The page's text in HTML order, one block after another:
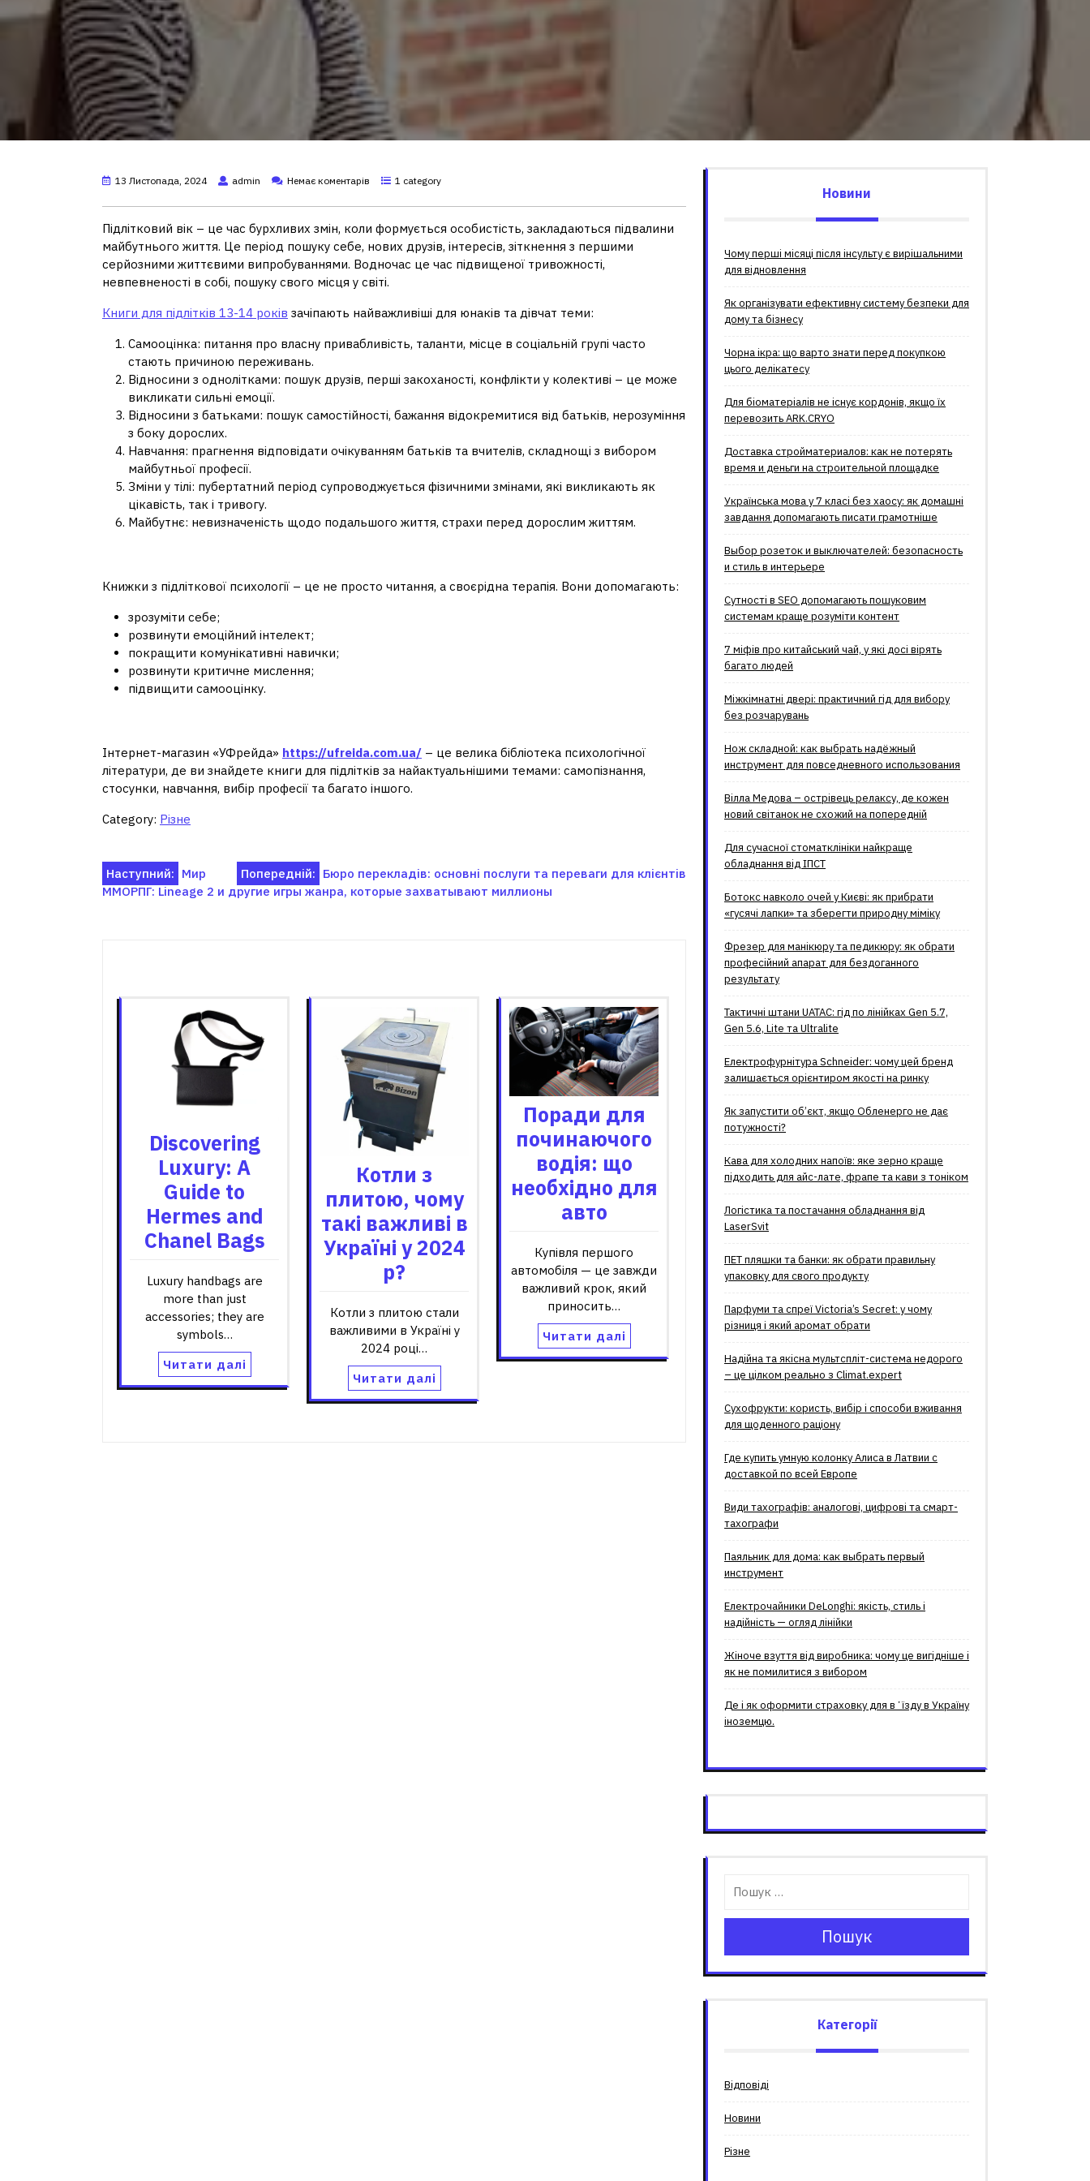
13 Листопада, 2024 admin Немає коментарів 1 category
Підлітковий вік – це час бурхливих змін, коли формується особистість, закладаються підвалини
майбутнього життя. Це період пошуку себе, нових друзів, інтересів, зіткнення з першими
серйозними життєвими випробуваннями. Водночас це час підвищеної тривожності,
невпевненості в собі, пошуку свого місця у світі.
Книги для підлітків 13-14 років зачіпають найважливіші для юнаків та дівчат теми:
Самооцінка: питання про власну привабливість, таланти, місце в соціальній групі часто
стають причиною переживань.
Відносини з однолітками: пошук друзів, перші закоханості, конфлікти у колективі – це може
викликати сильні емоції.
Відносини з батьками: пошук самостійності, бажання відокремитися від батьків, нерозуміння
з боку дорослих.
Навчання: прагнення відповідати очікуванням батьків та вчителів, складнощі з вибором
майбутньої професії.
Зміни у тілі: пубертатний період супроводжується фізичними змінами, які викликають як
цікавість, так і тривогу.
Майбутнє: невизначеність щодо подальшого життя, страхи перед дорослим життям.
Книжки з підліткової психології – це не просто читання, а своєрідна терапія. Вони допомагають:
зрозуміти себе;
розвинути емоційний інтелект;
покращити комунікативні навички;
розвинути критичне мислення;
підвищити самооцінку.
Інтернет-магазин «УФрейда» https://ufreida.com.ua/ – це велика бібліотека психологічної
літератури, де ви знайдете книги для підлітків за найактуальнішими темами: самопізнання,
стосунки, навчання, вибір професії та багато іншого.
Category: Різне
Навігація
Попередній: Бюро перекладів: основні послуги та переваги для клієнтів
Наступний: Мир
ММОРПГ: Lineage 2 и другие игры жанра, которые захватывают миллионы
Discovering
Luxury: A
Guide to
Hermes and
Chanel Bags
Luxury handbags are
more than just
accessories; they are
symbols…
Читати далі
Котли з
плитою, чому
такі важливі в
Україні у 2024
р?
Котли з плитою стали
важливими в Україні у
2024 році…
Читати далі
Поради для
починаючого
водія: що
необхідно для
авто
Купівля першого
автомобіля — це завжди
важливий крок, який
приносить…
Читати далі
Новини
Чому перші місяці після інсульту є вирішальними
для відновлення
Як організувати ефективну систему безпеки для
дому та бізнесу
Чорна ікра: що варто знати перед покупкою
цього делікатесу
Для біоматеріалів не існує кордонів, якщо їх
перевозить ARK.CRYO
Доставка стройматериалов: как не потерять
время и деньги на строительной площадке
Українська мова у 7 класі без хаосу: як домашні
завдання допомагають писати грамотніше
Выбор розеток и выключателей: безопасность
и стиль в интерьере
Сутності в SEO допомагають пошуковим
системам краще розуміти контент
7 міфів про китайський чай, у які досі вірять
багато людей
Міжкімнатні двері: практичний гід для вибору
без розчарувань
Нож складной: как выбрать надёжный
инструмент для повседневного использования
Вілла Медова – острівець релаксу, де кожен
новий світанок не схожий на попередній
Для сучасної стоматклініки найкраще
обладнання від ІПСТ
Ботокс навколо очей у Києві: як прибрати
«гусячі лапки» та зберегти природну міміку
Фрезер для манікюру та педикюру: як обрати
професійний апарат для бездоганного
результату
Тактичні штани UATAC: гід по лінійках Gen 5.7,
Gen 5.6, Lite та Ultralite
Електрофурнітура Schneider: чому цей бренд
залишається орієнтиром якості на ринку
Як запустити об’єкт, якщо Обленерго не дає
потужності?
Кава для холодних напоїв: яке зерно краще
підходить для айс-лате, фрапе та кави з тоніком
Логістика та постачання обладнання від
LaserSvit
ПЕТ пляшки та банки: як обрати правильну
упаковку для свого продукту
Парфуми та спреї Victoria’s Secret: у чому
різниця і який аромат обрати
Надійна та якісна мультспліт-система недорого
– це цілком реально з Climat.еxpert
Сухофрукти: користь, вибір і способи вживання
для щоденного раціону
Где купить умную колонку Алиса в Латвии с
доставкой по всей Европе
Види тахографів: аналогові, цифрові та смарт-
тахографи
Паяльник для дома: как выбрать первый
инструмент
Електрочайники DeLonghi: якість, стиль і
надійність — огляд лінійки
Жіноче взуття від виробника: чому це вигідніше і
як не помилитися з вибором
Де і як оформити страховку для вʼїзду в Україну
іноземцю.
Пошук
Категорії
Відповіді
Новини
Різне